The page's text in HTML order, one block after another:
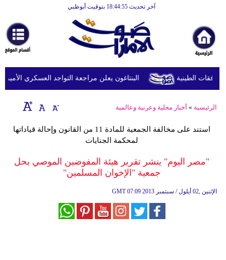
آخر تحديث 18:44:55 بتوقيت أبوظبي
أخبارعاجلة
رياضة
ثقافة
إقتصاد
وموسيقى
أزياء
البنتاغون يعلن مراجعة التواجد العسكري الأميركي
الرئيسية » أخبار محلية وعربية وعالمية
استند على مخالفة الجمعية للمادة 11 من القانون وإحالة قياداتها
لمحكمة الجنايات
"مصر اليوم" ينشر تقرير هيئة المفوضين الموصي بحل
جمعية "الإخوان المسلمين"
GMT 07:09 2013 الإثنين ,02 أيلول / سبتمبر